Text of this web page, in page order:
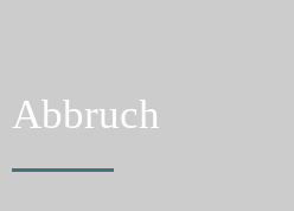
Abbruch